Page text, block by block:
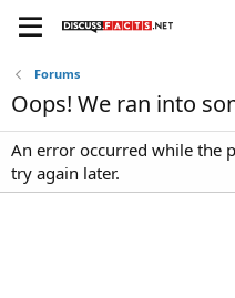
Forums
Oops! We ran into
An error occurred while the
try again later.